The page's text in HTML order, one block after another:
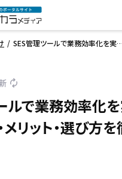
SES管理ツールで業務効率化を実…
ルで業務効率化
リット・選び方